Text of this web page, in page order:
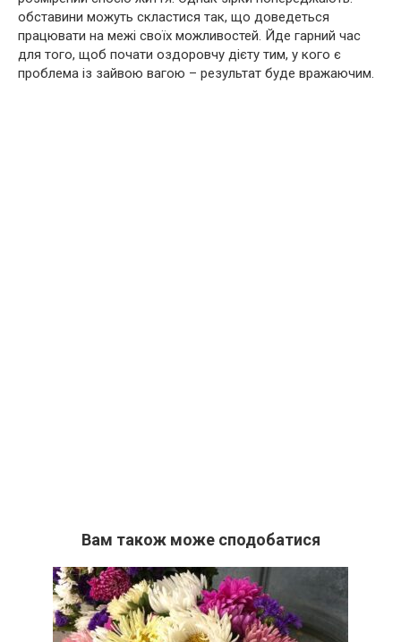
обставини можуть скластися так, що доведеться
працювати на межі своїх можливостей. Йде гарний час
для того, щоб почати оздоровчу дієту тим, у кого є
проблема із зайвою вагою – результат буде вражаючим.
Вам також може сподобатися